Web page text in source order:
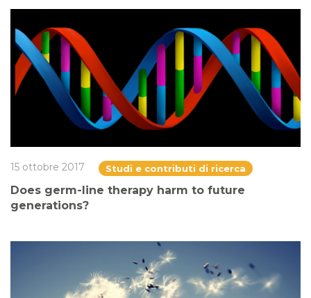
15 ottobre 2017 Studi e contributi di ricerca
Does germ-line therapy harm to future
generations?